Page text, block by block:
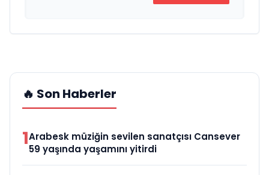
🔥 Son Haberler
1Arabesk müziğin sevilen sanatçısı Cansever
59 yaşında yaşamını yitirdi